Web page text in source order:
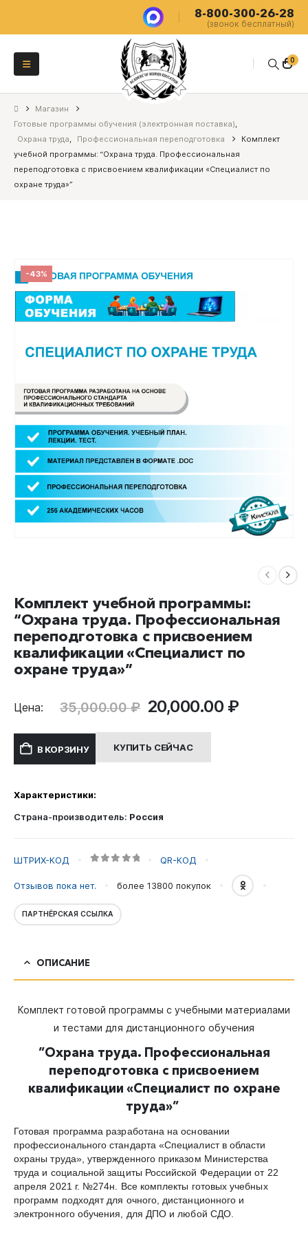
8-800-300-26-28
(звонок бесплатный)
0
Магазин
Готовые программы обучения (электронная поставка),
Охрана труда, Профессиональная переподготовка
Комплект
учебной программы: “Охрана труда. Профессиональная
переподготовка с присвоением квалификации «Специалист по
охране труда»”
-43%
Комплект учебной программы:
“Охрана труда. Профессиональная
переподготовка с присвоением
квалификации «Специалист по
охране труда»”
Цена: 35,000.00₽ Первоначальная
составляла
35,000.00 ₽.
20,000.00 ₽
В КОРЗИНУ КУПИТЬ СЕЙЧАС
Характеристики:
Страна-производитель: Россия
ШТРИХ-КОД QR-КОД
Отзывов пока нет. более 13800 покупок
ПАРТНЁРСКАЯ ССЫЛКА
ОПИСАНИЕ
Комплект готовой программы с учебными материалами
и тестами для дистанционного обучения
”Охрана труда. Профессиональная
переподготовка с присвоением
квалификации «Специалист по охране
труда»”
Готовая программа разработана на основании
профессионального стандарта «Специалист в области
охраны труда», утвержденного приказом Министерства
труда и социальной защиты Российской Федерации от 22
апреля 2021 г. №274н. Все комплекты готовых учебных
программ подходят для очного, дистанционного и
электронного обучения, для ДПО и любой СДО.